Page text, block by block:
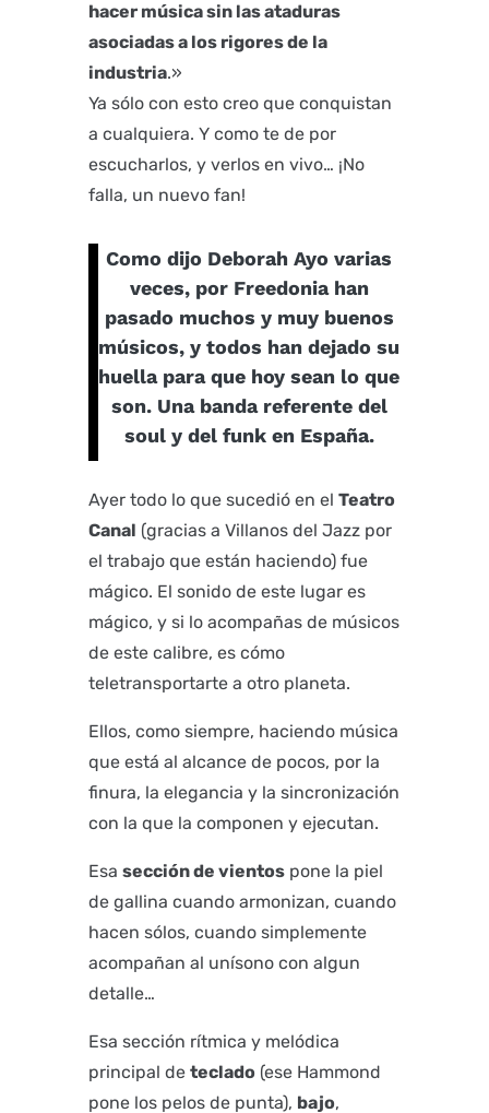
hacer música sin las ataduras
asociadas a los rigores de la
industria.»
Ya sólo con esto creo que conquistan
a cualquiera. Y como te de por
escucharlos, y verlos en vivo… ¡No
falla, un nuevo fan!
Como dijo Deborah Ayo varias
veces, por Freedonia han
pasado muchos y muy buenos
músicos, y todos han dejado su
huella para que hoy sean lo que
son. Una banda referente del
soul y del funk en España.
Ayer todo lo que sucedió en el Teatro
Canal (gracias a Villanos del Jazz por
el trabajo que están haciendo) fue
mágico. El sonido de este lugar es
mágico, y si lo acompañas de músicos
de este calibre, es cómo
teletransportarte a otro planeta.
Ellos, como siempre, haciendo música
que está al alcance de pocos, por la
finura, la elegancia y la sincronización
con la que la componen y ejecutan.
Esa sección de vientospone la piel
de gallina cuando armonizan, cuando
hacen sólos, cuando simplemente
acompañan al unísono con algun
detalle…
Esa sección rítmica y melódica
principal de teclado(ese Hammond
pone los pelos de punta), bajo,